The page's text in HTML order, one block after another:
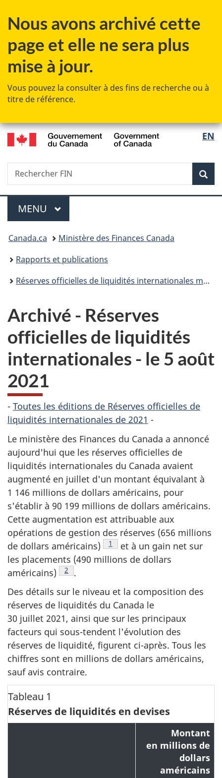
au
principal
à
Au
»
à
version
Nous avons archivé cette
page et elle ne sera plus
mise à jour.
Vous pouvez la consulter à des fins de recherche ou à
titre de référence.
de
la
EN
Recherche
Rechercher
FIN
Menu
MENU PRINCIPAL
Vous
êtes
ici :
Canada.ca
Ministère des Finances Canada
Rapports et publications
Réserves officielles de liquidités internationales mensuelles
Archivé - Réserves
officielles de liquidités
internationales - le 5 août
2021
- Toutes les éditions de Réserves officielles de
liquidités internationales de 2021 -
Le ministère des Finances du Canada a annoncé
aujourd'hui que les réserves officielles de
liquidités internationales du Canada avaient
augmenté en juillet d'un montant équivalant à
1 146 millions de dollars américains, pour
s'établir à 90 199 millions de dollars américains.
Cette augmentation est attribuable aux
opérations de gestion des réserves (656 millions
de dollars américains)
Note de bas de page
1
et à un gain net sur
les placements (490 millions de dollars
américains)
Note de bas de page
2
.
Des détails sur le niveau et la composition des
réserves de liquidités du Canada le
30 juillet 2021, ainsi que sur les principaux
facteurs qui sous-tendent l'évolution des
réserves de liquidité, figurent ci-après. Tous les
chiffres sont en millions de dollars américains,
sauf avis contraire.
Tableau 1
Réserves de liquidités en devises
Montant
en millions de
dollars
américains